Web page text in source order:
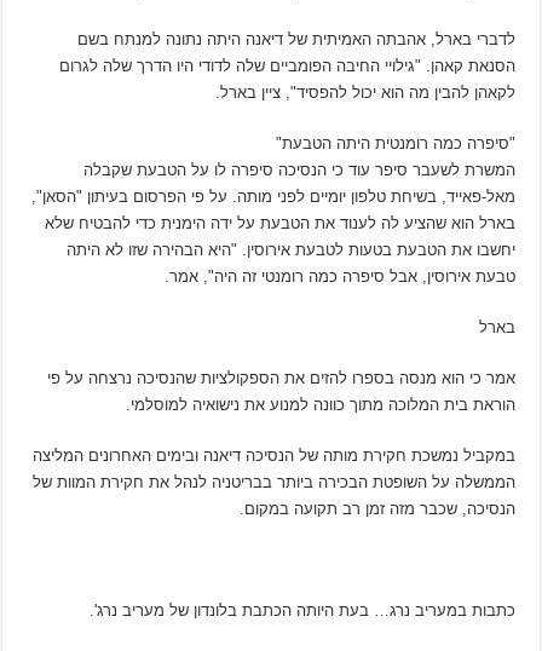
לדברי בארל, אהבתה האמיתית של דיאנה היתה נתונה למנתח בשם
הסנאת קאהן. "גילויי החיבה הפומביים שלה לדודי היו הדרך שלה לגרום
לקאהן להבין מה הוא יכול להפסיד", ציין בארל.
"סיפרה כמה רומנטית היתה הטבעת"
המשרת לשעבר סיפר עוד כי הנסיכה סיפרה לו על הטבעת שקבלה
מאל-פאייד, בשיחת טלפון יומיים לפני מותה. על פי הפרסום בעיתון "הסאן",
בארל הוא שהציע לה לענוד את הטבעת על ידה הימנית כדי להבטיח שלא
יחשבו את הטבעת בטעות לטבעת אירוסין. "היא הבהירה שזו לא היתה
טבעת אירוסין, אבל סיפרה כמה רומנטי זה היה", אמר.
בארל
אמר כי הוא מנסה בספרו להזים את הספקולציות שהנסיכה נרצחה על פי
הוראת בית המלוכה מתוך כוונה למנוע את נישואיה למוסלמי.
במקביל נמשכת חקירת מותה של הנסיכה דיאנה ובימים האחרונים המליצה
הממשלה על השופטת הבכירה ביותר בבריטניה לנהל את חקירת המוות של
הנסיכה, שכבר מזה זמן רב תקועה במקום.
‫כתבות במעריב נרג… בעת היותה הכתבת בלונדון של מעריב נרג'.‬‬